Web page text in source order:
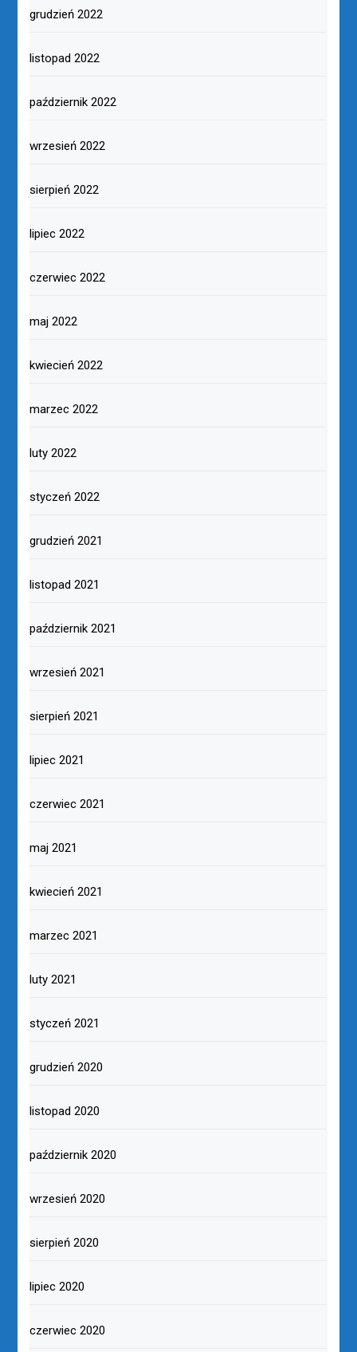
grudzień 2022
listopad 2022
październik 2022
wrzesień 2022
sierpień 2022
lipiec 2022
czerwiec 2022
maj 2022
kwiecień 2022
marzec 2022
luty 2022
styczeń 2022
grudzień 2021
listopad 2021
październik 2021
wrzesień 2021
sierpień 2021
lipiec 2021
czerwiec 2021
maj 2021
kwiecień 2021
marzec 2021
luty 2021
styczeń 2021
grudzień 2020
listopad 2020
październik 2020
wrzesień 2020
sierpień 2020
lipiec 2020
czerwiec 2020